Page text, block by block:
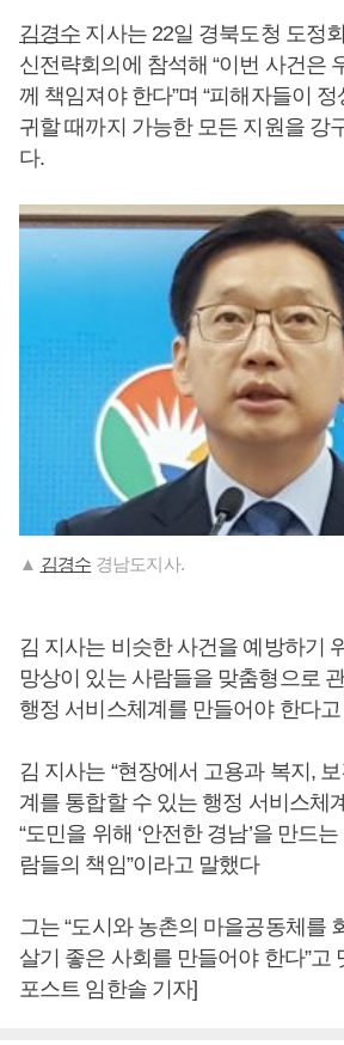
김경수 지사는 22일 경북도청 도정
신전략회의에 참석해 “이번 사건은
께 책임져야 한다”며 “피해자들이
귀할 때까지 가능한 모든 지원을 강
다.
▲ 김경수 경남도지사.
김 지사는 비슷한 사건을 예방하기
망상이 있는 사람들을 맞춤형으로
행정 서비스체계를 만들어야 한다고
김 지사는 “현장에서 고용과 복지,
계를 통합할 수 있는 행정 서비스체
“도민을 위해 ‘안전한 경남’을 만드
람들의 책임”이라고 말했다
그는 “도시와 농촌의 마을공동체를
살기 좋은 사회를 만들어야 한다”고
포스트 임한솔 기자]